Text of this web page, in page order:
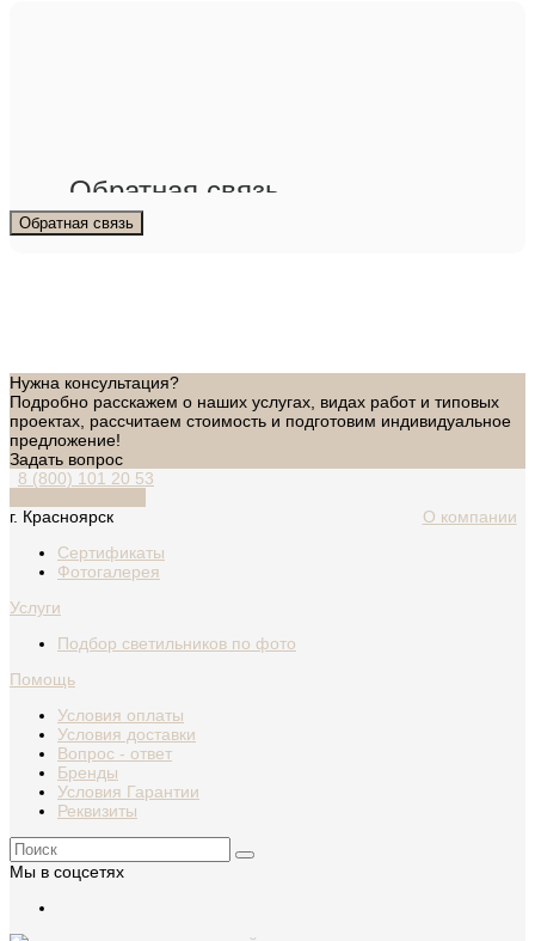
Обратная связь
Обратная связь
Нужна консультация?
Подробно расскажем о наших услугах, видах работ и типовых
проектах, рассчитаем стоимость и подготовим индивидуальное
предложение!
Задать вопрос
8 (800) 101 20 53
г. Красноярск
О компании
Сертификаты
Фотогалерея
Услуги
Подбор светильников по фото
Помощь
Условия оплаты
Условия доставки
Вопрос - ответ
Бренды
Условия Гарантии
Реквизиты
Мы в соцсетях